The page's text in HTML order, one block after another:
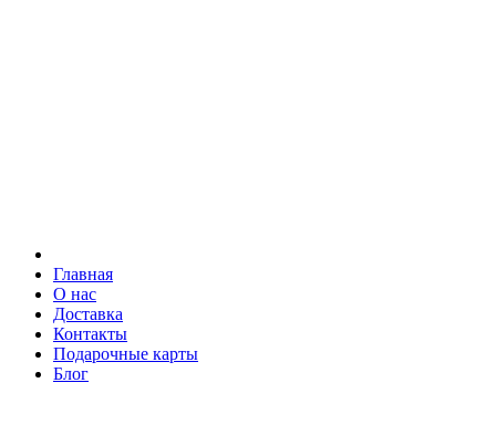
Главная
О нас
Доставка
Контакты
Подарочные карты
Блог